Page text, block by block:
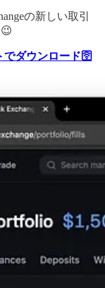
の新しい取引
でダウンロード🛜